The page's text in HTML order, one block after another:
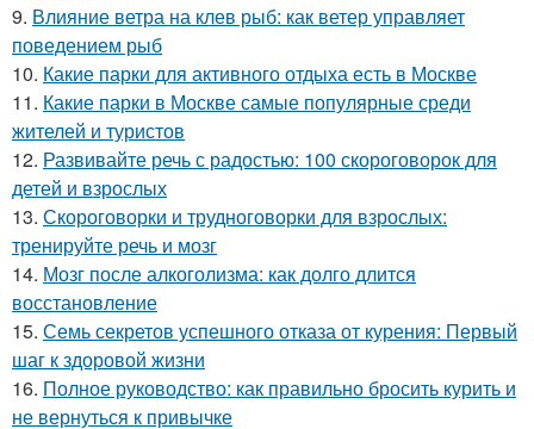
9. Влияние ветра на клев рыб: как ветер управляет
поведением рыб
10. Какие парки для активного отдыха есть в Москве
11. Какие парки в Москве самые популярные среди
жителей и туристов
12. Развивайте речь с радостью: 100 скороговорок для
детей и взрослых
13. Скороговорки и трудноговорки для взрослых:
тренируйте речь и мозг
14. Мозг после алкоголизма: как долго длится
восстановление
15. Семь секретов успешного отказа от курения: Первый
шаг к здоровой жизни
16. Полное руководство: как правильно бросить курить и
не вернуться к привычке